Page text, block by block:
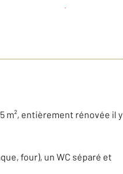
m², entièrement rénovée il y
four), un WC séparé et